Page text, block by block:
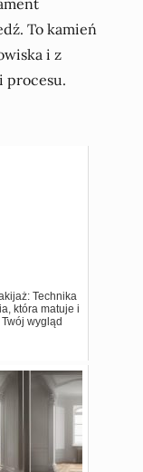
To kamień
i z
procesu.
Technika
która matuje i
wygląd